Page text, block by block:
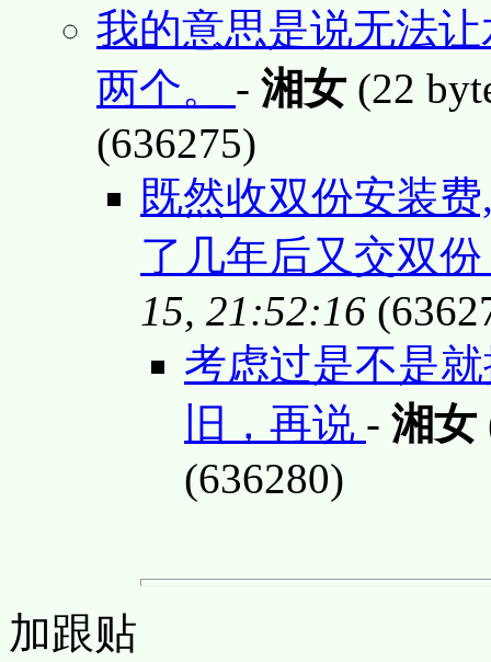
我的意思是说无法
两个。 - 湘女 (22
(636275)
既然收双份安装
了几年后又交双
15, 21:52:16
考虑过是不是
旧，再说 - 湘女
(636280)
加跟贴